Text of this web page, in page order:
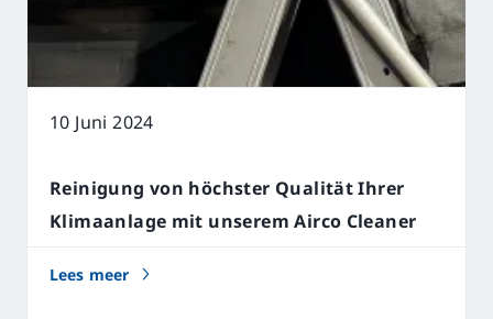
10 Juni 2024
Reinigung von höchster Qualität Ihrer
Klimaanlage mit unserem Airco Cleaner
Lees meer